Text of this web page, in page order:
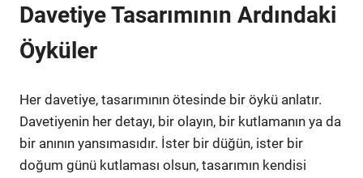
Davetiye Tasarımının Ardındaki
Öyküler
Her davetiye, tasarımının ötesinde bir öykü anlatır.
Davetiyenin her detayı, bir olayın, bir kutlamanın ya da
bir anının yansımasıdır. İster bir düğün, ister bir
doğum günü kutlaması olsun, tasarımın kendisi